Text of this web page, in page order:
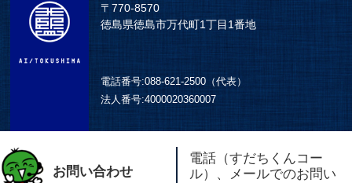
〒770-8570
徳島県徳島市万代町1丁目1番地
電話番号:088-621-2500（代表）
法人番号:4000020360007
お問い合わせ
電話（すだちくんコー
ル）、メールでのお問い